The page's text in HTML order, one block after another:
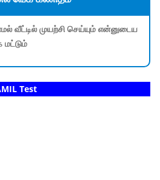
வீட்டில் முயற்சி செய்யும் என்னுடைய
மட்டும்
Test